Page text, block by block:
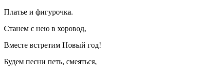
Платье и фигурочка.
Станем с нею в хоровод,
Вместе встретим Новый год!
Будем песни петь, смеяться,